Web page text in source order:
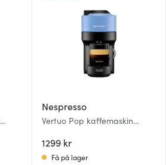
Nespresso
Vertuo Pop kaffemaskin
1299 kr
Få på lager